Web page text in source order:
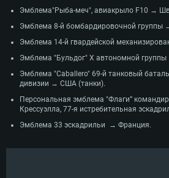
Эмблема"Рыба-меч", авиакрыло F10 →
Эмблема 8-й бомбардировочной группы
Эмблема 14-й гвардейской
Эмблема "Бульдог" Х автономной
Эмблема "Caballero" 69-й танковый
дивизии → США (танки).
Персональная эмблема "Флаги”
Крессуэлла, 77-я истребительная
Эмблема 33 эскадрильи → Франция.